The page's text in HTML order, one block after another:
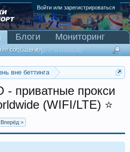
Войти или зарегистрироваться
вне беттинга
- приватные прокси
(WIFI/LTE) ⭐
Вперёд >
сообщения
Блоги
Мониторинг
Сканер Pinnacle